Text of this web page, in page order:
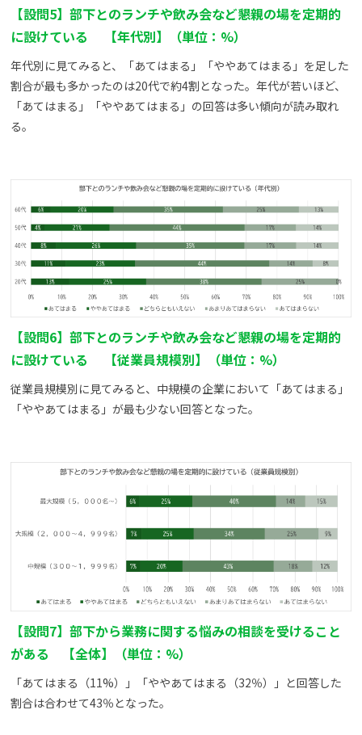
【設問5】部下とのランチや飲み会など懇親の場を定期的
に設けている 【年代別】（単位：%）
年代別に見てみると、「あてはまる」「ややあてはまる」を足した
割合が最も多かったのは20代で約4割となった。年代が若いほど、
「あてはまる」「ややあてはまる」の回答は多い傾向が読み取れ
る。
【設問6】部下とのランチや飲み会など懇親の場を定期的
に設けている 【従業員規模別】（単位：%）
従業員規模別に見てみると、中規模の企業において「あてはまる」
「ややあてはまる」が最も少ない回答となった。
【設問7】部下から業務に関する悩みの相談を受けること
がある 【全体】（単位：%）
「あてはまる（11%）」「ややあてはまる（32％）」と回答した
割合は合わせて43％となった。